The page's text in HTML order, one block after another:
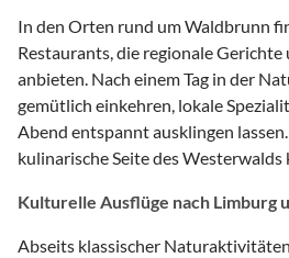
In den Orten rund um Waldbrunn
Restaurants, die regionale
anbieten. Nach einem Tag in der
gemütlich einkehren, lokale
Abend entspannt ausklingen
kulinarische Seite des Westerwalds
Kulturelle Ausflüge nach Limburg
Abseits klassischer